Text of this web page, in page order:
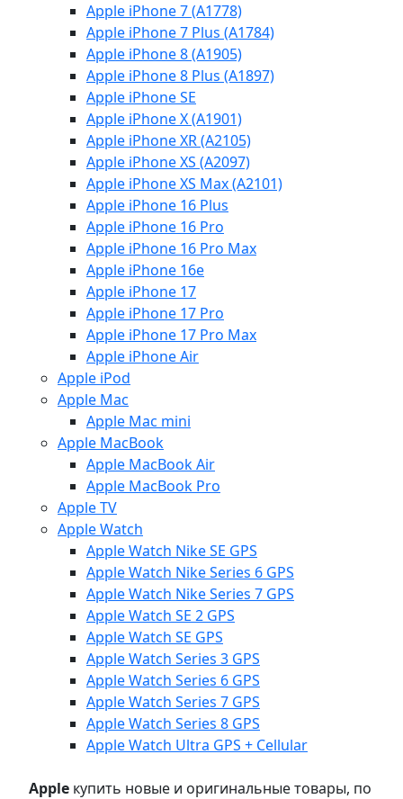
Apple iPhone 7 (A1778)
Apple iPhone 7 Plus (A1784)
Apple iPhone 8 (A1905)
Apple iPhone 8 Plus (A1897)
Apple iPhone SE
Apple iPhone X (A1901)
Apple iPhone XR (A2105)
Apple iPhone XS (A2097)
Apple iPhone XS Max (A2101)
Apple iPhone 16 Plus
Apple iPhone 16 Pro
Apple iPhone 16 Pro Max
Apple iPhone 16e
Apple iPhone 17
Apple iPhone 17 Pro
Apple iPhone 17 Pro Max
Apple iPhone Air
Apple iPod
Apple Mac
Apple Mac mini
Apple MacBook
Apple MacBook Air
Apple MacBook Pro
Apple TV
Apple Watch
Apple Watch Nike SE GPS
Apple Watch Nike Series 6 GPS
Apple Watch Nike Series 7 GPS
Apple Watch SE 2 GPS
Apple Watch SE GPS
Apple Watch Series 3 GPS
Apple Watch Series 6 GPS
Apple Watch Series 7 GPS
Apple Watch Series 8 GPS
Apple Watch Ultra GPS + Cellular
Apple купить новые и оригинальные товары, по